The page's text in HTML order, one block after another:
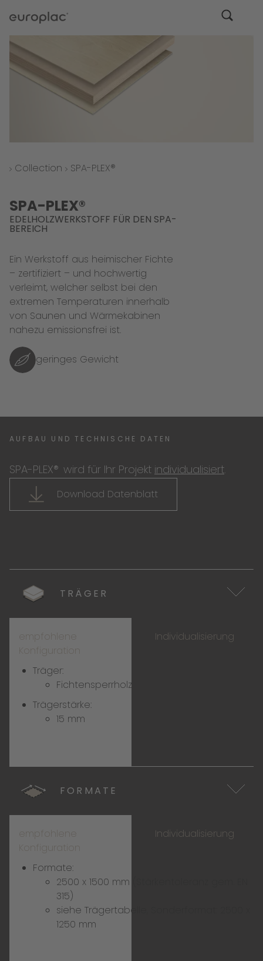
Collection SPA-PLEX®
SPA-PLEX®
EDELHOLZWERKSTOFF FÜR DEN SPA-
BEREICH
Ein Werkstoff aus heimischer Fichte
– zertifiziert – und hochwertig
verleimt, welcher selbst bei den
extremen Temperaturen innerhalb
von Saunen und Wärmekabinen
nahezu emissionsfrei ist.
geringes Gewicht
AUFBAU UND TECHNISCHE DATEN
SPA-PLEX® wird für Ihr Projekt individualisiert.
Download Datenblatt
TRÄGER
empfohlene
Konfiguration
Individualisierung
Träger:
Fichtensperrholz
Trägerstärke:
15 mm
FORMATE
empfohlene
Konfiguration
Individualisierung
Formate:
2500 x 1500 mm (Stärkentoleranz gem. EN
315)
siehe Trägertabelle
1250 mm